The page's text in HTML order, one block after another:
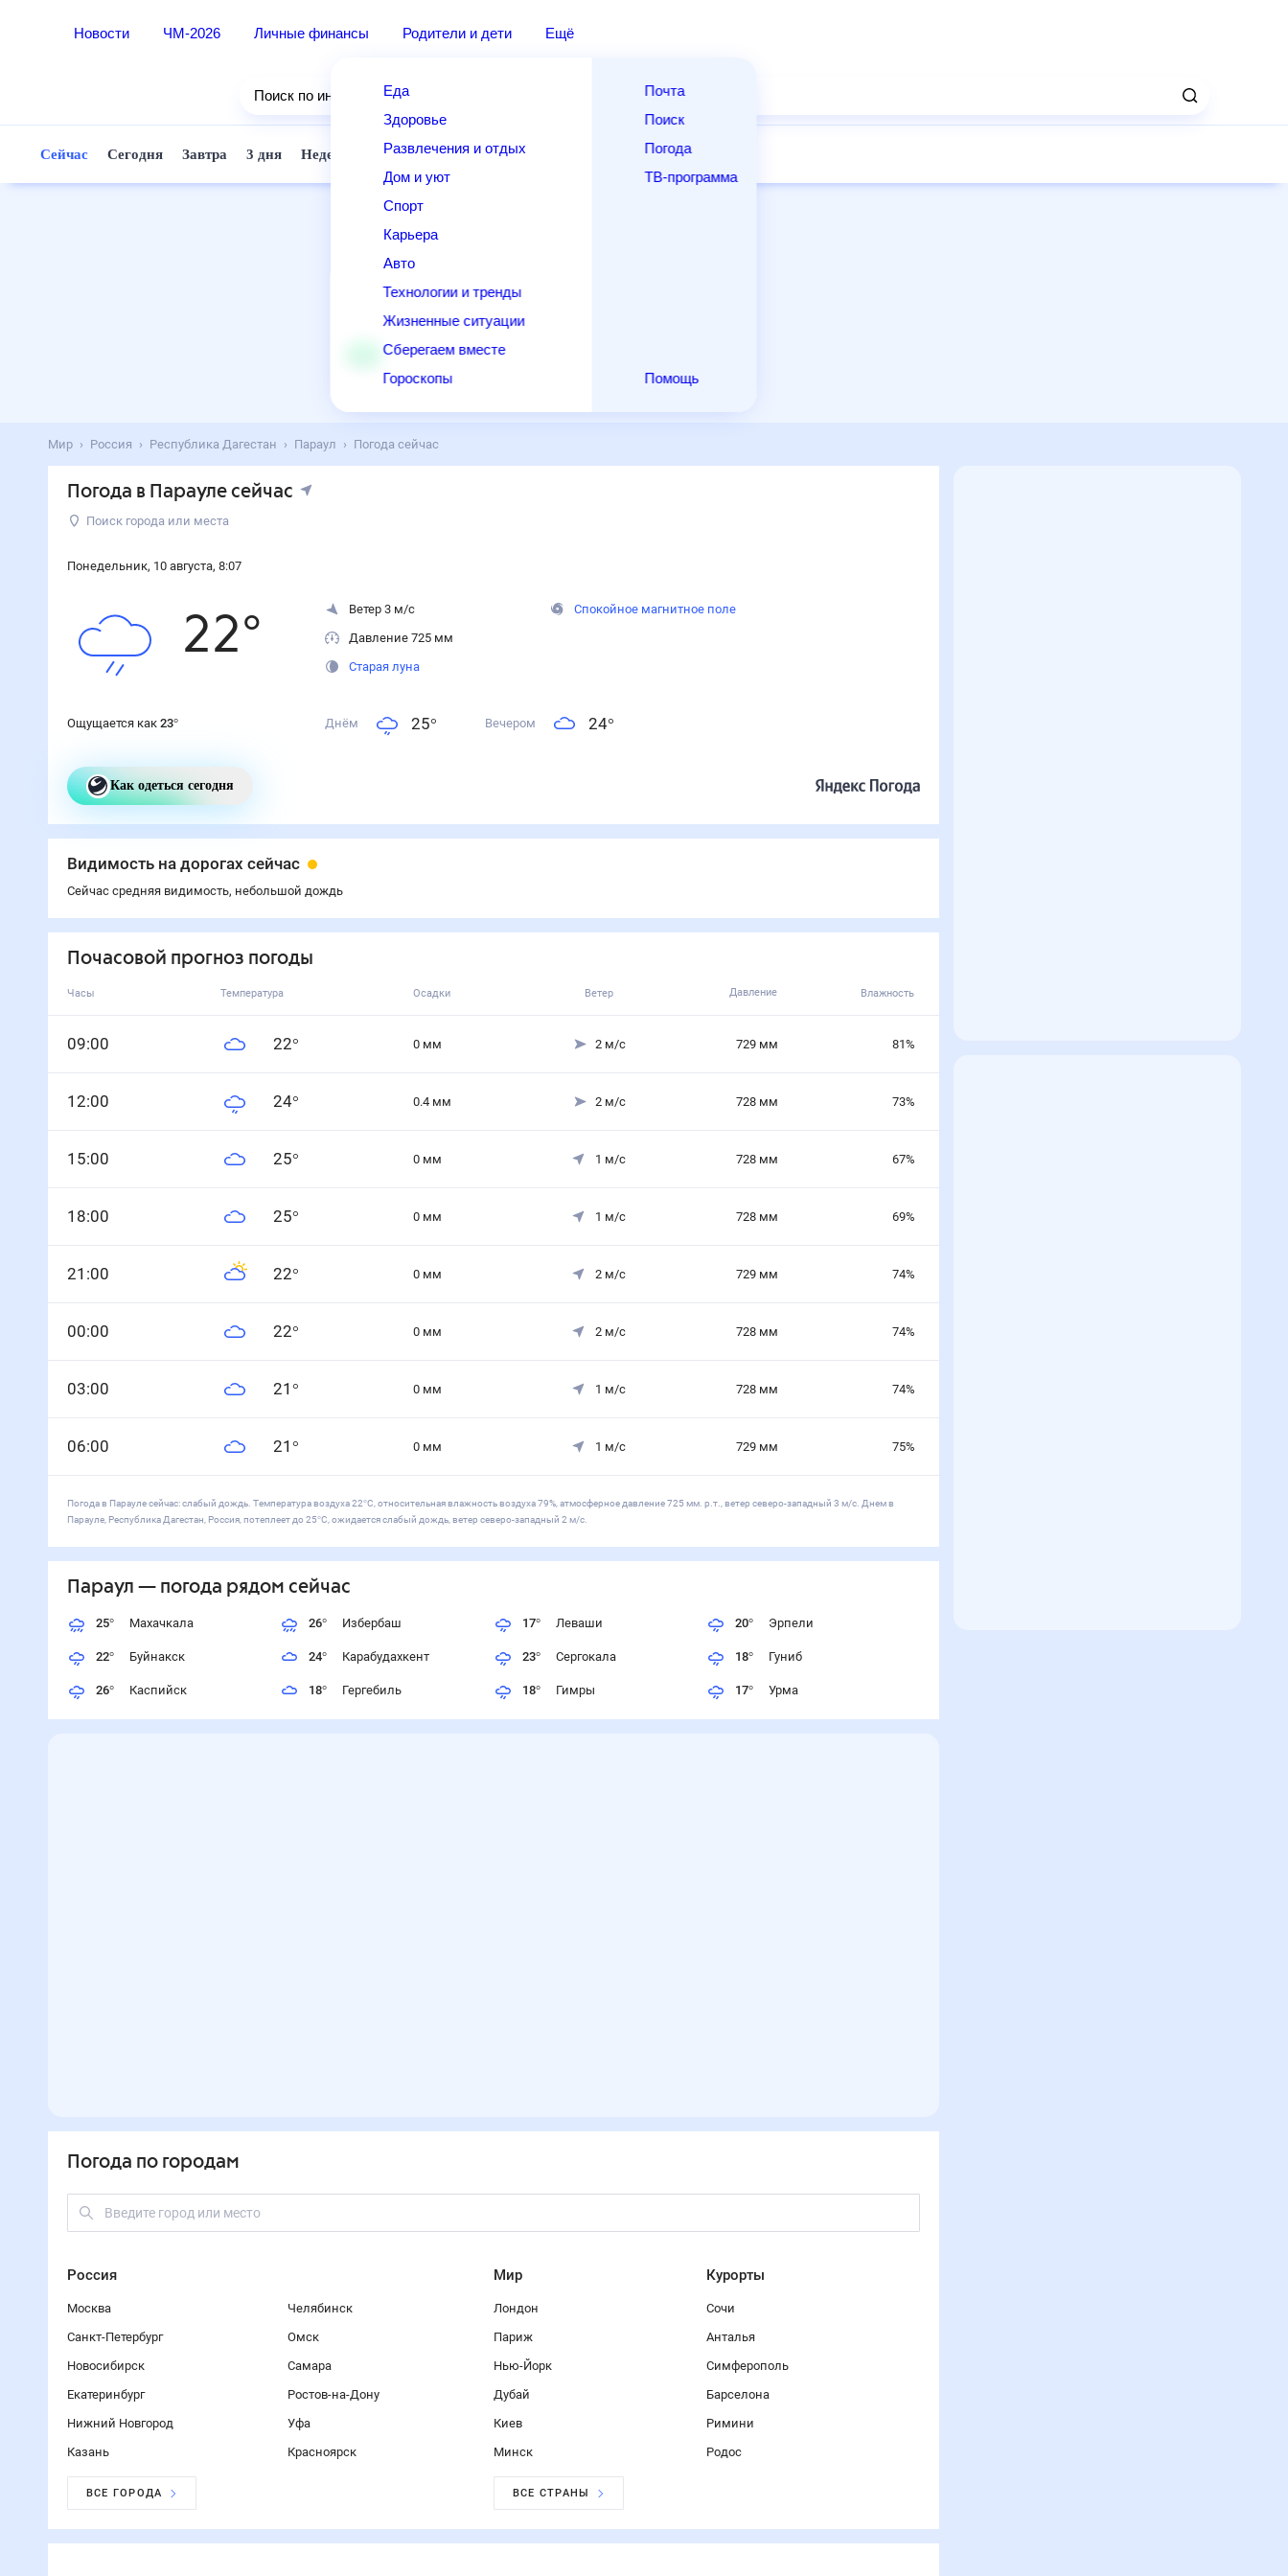
Новости ЧМ-2026 Личные финансы Родители и дети Ещё
Еда
Здоровье
Развлечения и отдых
Дом и уют
Спорт
Карьера
Авто
Технологии и тренды
Жизненные ситуации
Сберегаем вместе
Гороскопы
Почта
Поиск
Погода
ТВ-программа
Помощь
Поиск по интернету
Сейчас Сегодня Завтра 3 дня Неделя 10 дней 14 дней Выходные
Мир Россия Республика Дагестан Параул Погода сейчас
Погода в Параулесейчас
Поиск города или места
Понедельник, 10 августа, 8:07
22°
Ощущается как 23°
Ветер 3 м/с
Давление 725 мм
Старая луна
Спокойное магнитное поле
Днём 25° Вечером 24°
Как одеться сегодня
Видимость на дорогах сейчас
Сейчас средняя видимость, небольшой дождь
Почасовой прогноз погоды
Часы Температура Осадки Ветер Давление Влажность
09:00 22° 0мм 2м/с 729мм 81%
12:00 24° 0.4мм 2м/с 728мм 73%
15:00 25° 0мм 1 м/с 728мм 67%
18:00 25° 0мм 1 м/с 728мм 69%
21 :00 22° 0мм 2м/с 729мм 74%
00:00 22° 0мм 2м/с 728мм 74%
03:00 21 ° 0мм 1 м/с 728мм 74%
06:00 21 ° 0мм 1 м/с 729мм 75%
Погода в Парауле сейчас: слабый дождь. Температура воздуха 22°С, относительная влажность воздуха 79%, атмосферное давление 725 мм. р.т., ветер северо-западный 3 м/с. Днем в
Парауле, Республика Дагестан, Россия, потеплеет до 25°С, ожидается слабый дождь, ветер северо-западный 2 м/с.
Параул — погода рядом сейчас
25° Махачкала
22° Буйнакск
26° Каспийск
26° Избербаш
24° Карабудахкент
18° Гергебиль
17° Леваши
23° Сергокала
18° Гимры
20° Эрпели
18° Гуниб
17° Урма
Погода по городам
Россия
Москва
Санкт-Петербург
Новосибирск
Екатеринбург
Нижний Новгород
Казань
Челябинск
Омск
Самара
Ростов-на-Дону
Уфа
Красноярск
ВСЕ ГОРОДА
Мир
Лондон
Париж
Нью-Йорк
Дубай
Киев
Минск
Курорты
Сочи
Анталья
Симферополь
Барселона
Римини
Родос
ВСЕ СТРАНЫ